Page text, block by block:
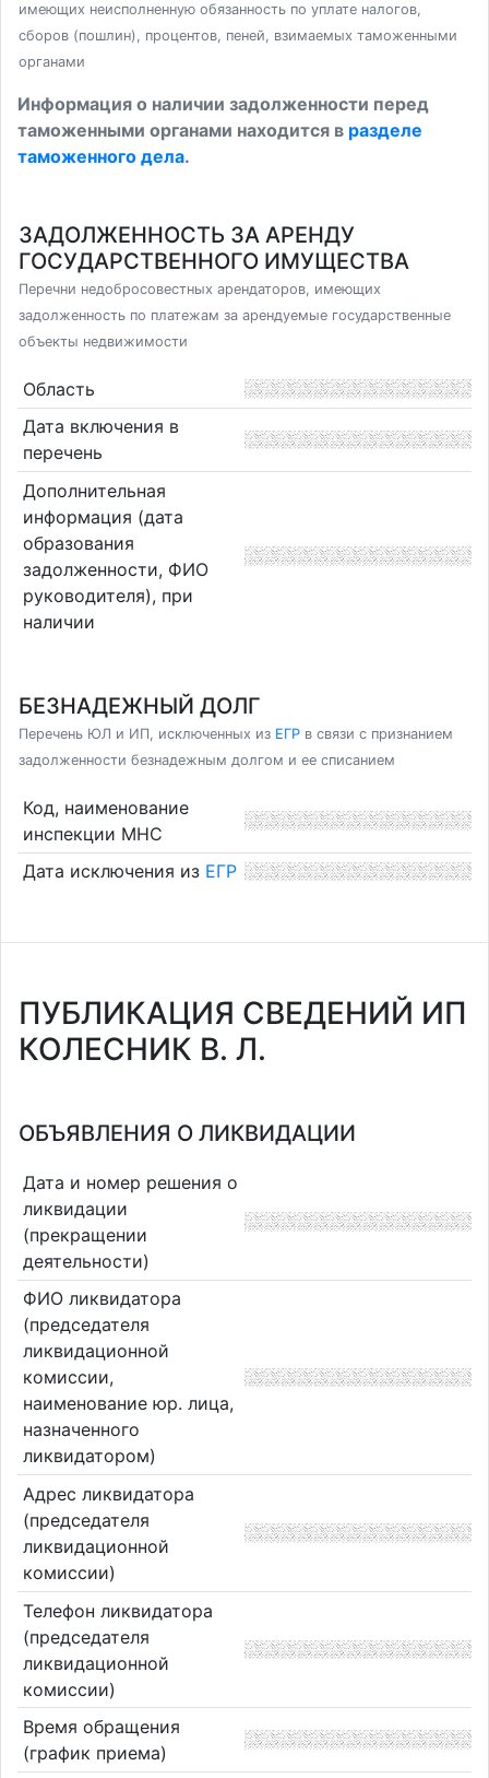
имеющих неисполненную обязанность по уплате налогов,
сборов (пошлин), процентов, пеней, взимаемых таможенными
органами
Информация о наличии задолженности перед
таможенными органами находится в разделе
таможенного дела.
ЗАДОЛЖЕННОСТЬ ЗА АРЕНДУ
ГОСУДАРСТВЕННОГО ИМУЩЕСТВА
Перечни недобросовестных арендаторов, имеющих
задолженность по платежам за арендуемые государственные
объекты недвижимости
Область
Дата включения в
перечень
Дополнительная
информация (дата
образования
задолженности, ФИО
руководителя), при
наличии
БЕЗНАДЕЖНЫЙ ДОЛГ
Перечень ЮЛ и ИП, исключенных из ЕГР в связи с признанием
задолженности безнадежным долгом и ее списанием
Код, наименование
инспекции МНС
Дата исключения из ЕГР
ПУБЛИКАЦИЯ СВЕДЕНИЙ ИП
КОЛЕСНИК В. Л.
ОБЪЯВЛЕНИЯ О ЛИКВИДАЦИИ
Дата и номер решения о
ликвидации
(прекращении
деятельности)
ФИО ликвидатора
(председателя
ликвидационной
комиссии,
наименование юр. лица,
назначенного
ликвидатором)
Адрес ликвидатора
(председателя
ликвидационной
комиссии)
Телефон ликвидатора
(председателя
ликвидационной
комиссии)
Время обращения
(график приема)